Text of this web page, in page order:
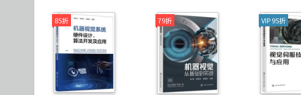
85折 79折 VIP 95折